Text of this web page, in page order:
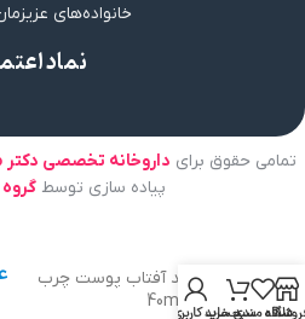
خانواده‌های
نماد
تمامی حقوق برای داروخانه تخصصی
پیاده سازی توسط
علاقه مندیسبد خرید
حساب کاربری من
کرم ضد آفتاب پوست چرب
وچه | 40ml